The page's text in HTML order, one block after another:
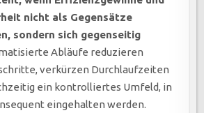
nicht als Gegensätze
sondern sich gegenseitig
Abläufe reduzieren
verkürzen Durchlaufzeiten
ein kontrolliertes Umfeld, in
eingehalten werden.